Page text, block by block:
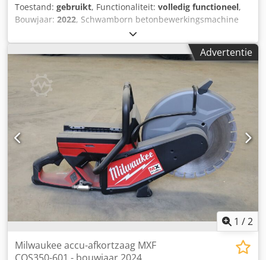
Toestand: gebruikt, Functionaliteit: volledig functioneel,
Bouwjaar: 2022, Schwamborn betonbewerkingsmachine
DSM 250S 230 V DSM 250S — Bouwjaar 2022 Gebruikt uit
het professionele verhuurpark van Kurt König
Baumaschinen GmbH, Einbeck. Staat & opmerkingen: -
Staat: Gebruikt uit verhuur, regelmatig onderhouden
Cjdpfjy A E Ifox Acbjrf - Werking: Volledig functioneel -
Productfoto’s volgen — neem bij interesse gerust contact
op voor actuele foto’s - Bezichtiging in 37574 Einbeck op
afspraak mogelijk Prijs 4.700 EUR excl. btw | EXW Einbeck |
Levering op aanvraag
Advertentie
1 /2
Milwaukee accu-afkortzaag MXF